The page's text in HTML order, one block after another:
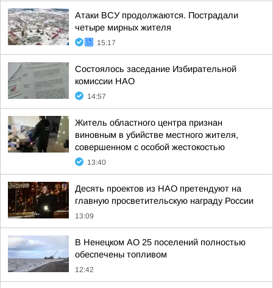
Атаки ВСУ продолжаются. Пострадали
четыре мирных жителя
15:17
Состоялось заседание Избирательной
комиссии НАО
14:57
Житель областного центра признан
виновным в убийстве местного жителя,
совершенном с особой жестокостью
13:40
Десять проектов из НАО претендуют на
главную просветительскую награду России
13:09
В Ненецком АО 25 поселений полностью
обеспечены топливом
12:42